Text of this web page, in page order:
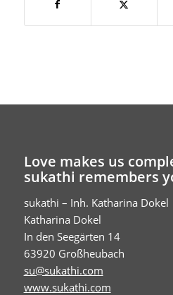
Love makes us
sukathi remembers
sukathi – Inh. Katharina Dokel
Katharina Dokel
In den Seegärten 14
63920 Großheubach
su@sukathi.com
www.sukathi.com